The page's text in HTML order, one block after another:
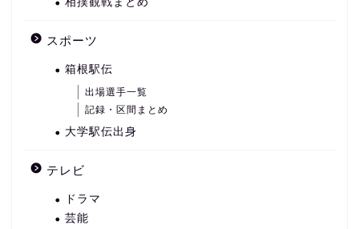
スポーツ
箱根駅伝
出場選手一覧
記録・区間まとめ
大学駅伝出身
テレビ
ドラマ
芸能